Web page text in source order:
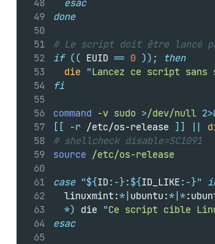
esac
done
# Le script doit être lancé
if (( EUID == 0 ));
then
die "Lancez ce script
fi
command -v sudo >/dev/null
[[
-r /etc/os-release ]]
# shellcheck disable=SC1091
source /etc/os-release
case "${ID:-}:${ID_LIKE:-}"
  linuxmint:
*| ubuntu:*|*
*)
die "Ce script cible
esac